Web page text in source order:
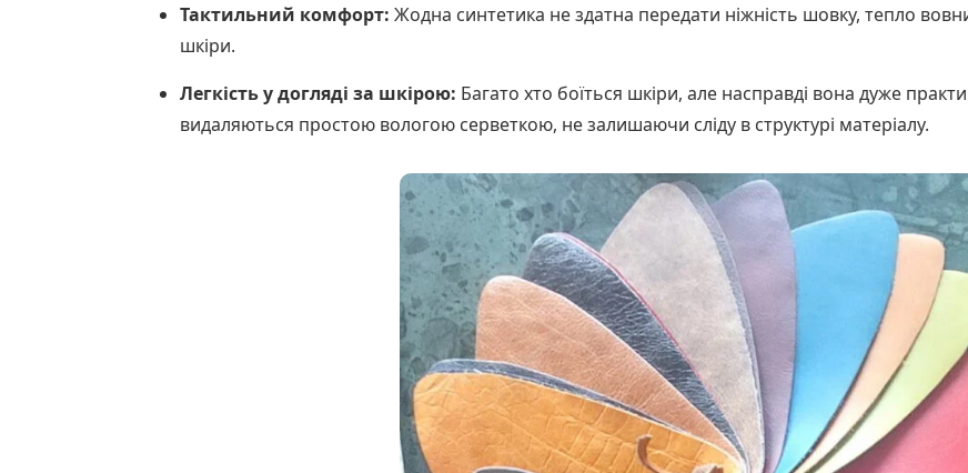
Тактильний комфорт: Жодна синтетика не здатна передати ніжність шовку, тепло вовни
шкіри.
Легкість у догляді за шкірою: Багато хто боїться шкіри, але насправді вона дуже
видаляються простою вологою серветкою, не залишаючи сліду в структурі матеріалу.